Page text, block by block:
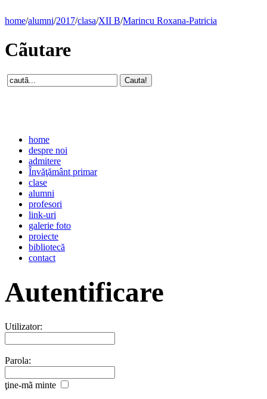
home/alumni/2017/clasa/XII B/Marincu Roxana-Patricia
Cãutare
home
despre noi
admitere
Învăţământ primar
clase
alumni
profesori
link-uri
galerie foto
proiecte
bibliotecă
contact
Autentificare
Utilizator:
Parola:
ţine-mã minte